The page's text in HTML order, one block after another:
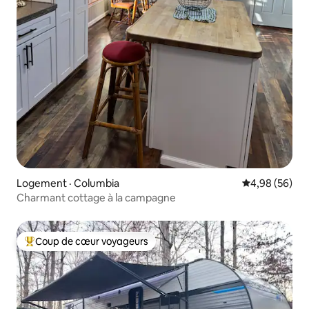
Logement · Columbia Note
4,98 (56)
Charmant cottage à la campagne
Coup de cœur voyageurs parmi les plus aimés
Coup de cœur voyageurs